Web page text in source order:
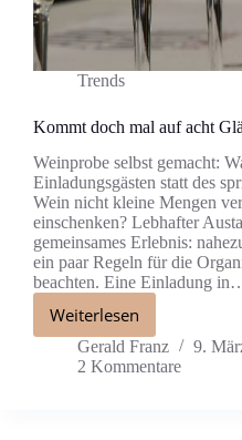
Trends
Kommt doch mal auf acht
Weinprobe selbst gemacht:
Einladungsgästen statt des
Wein nicht kleine Mengen
einschenken? Lebhafter
gemeinsames Erlebnis:
ein paar Regeln für die
beachten. Eine Einladung
Weiterlesen
Gerald Franz
9.
2 Kommentare